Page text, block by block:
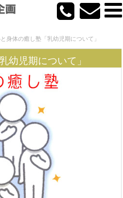
身体の癒し塾「乳幼児期について」
幼児期について」